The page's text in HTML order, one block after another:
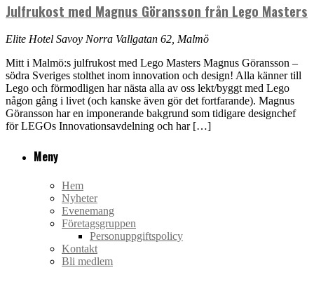
Julfrukost med Magnus Göransson från Lego Masters
Elite Hotel Savoy Norra Vallgatan 62, Malmö
Mitt i Malmö:s julfrukost med Lego Masters Magnus Göransson –
södra Sveriges stolthet inom innovation och design! Alla känner till
Lego och förmodligen har nästa alla av oss lekt/byggt med Lego
någon gång i livet (och kanske även gör det fortfarande). Magnus
Göransson har en imponerande bakgrund som tidigare designchef
för LEGOs Innovationsavdelning och har […]
Meny
Hem
Nyheter
Evenemang
Företagsgruppen
Personuppgiftspolicy
Kontakt
Bli medlem